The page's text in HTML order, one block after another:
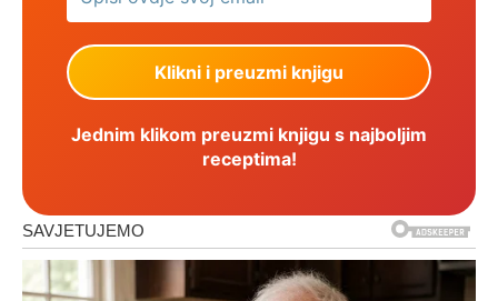
Jednim klikom preuzmi knjigu s najboljim
receptima!